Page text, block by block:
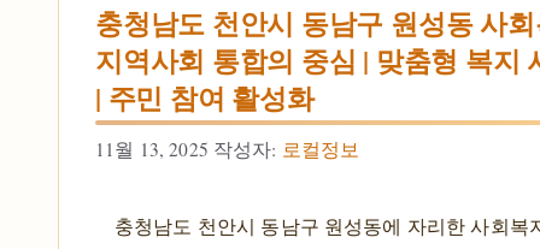
충청남도 천안시 동남구 원성동 사
지역사회 통합의 중심 | 맞춤형 복지
| 주민 참여 활성화
11월 13, 2025 작성자: 로컬정보
충청남도 천안시 동남구 원성동에 자리한 사회복